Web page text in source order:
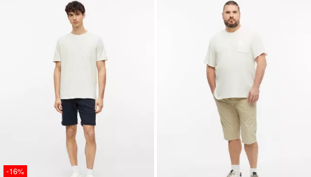
-16%